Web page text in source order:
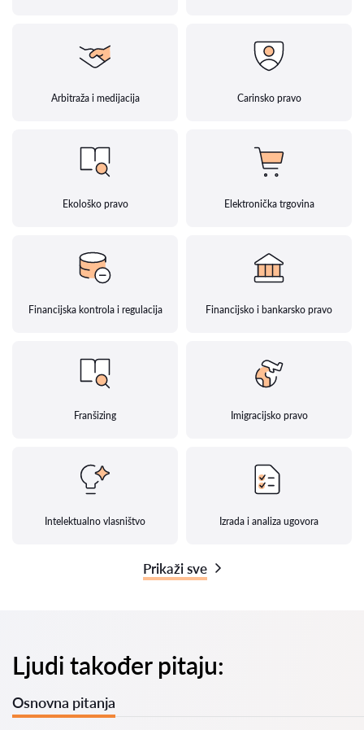
Arbitraža i medijacija Carinsko pravo
Ekološko pravo Elektronička trgovina
Financijska kontrola i regulacija Financijsko i bankarsko pravo
Franšizing Imigracijsko pravo
Intelektualno vlasništvo Izrada i analiza ugovora
Prikaži sve
Ljudi također pitaju:
Osnovna pitanja